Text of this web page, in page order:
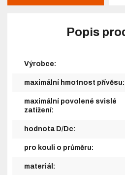
Popis
Výrobce:
maximální hmotnost přívěsu:
maximální povolené svislé
zatížení:
hodnota D/Dc:
pro kouli o průměru:
materiál: